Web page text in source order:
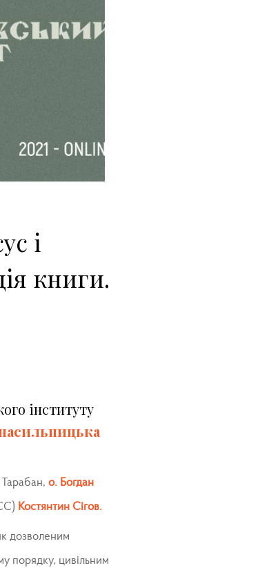
і
книги.
інституту
Тарабан, о. Богдан
Костянтин Сігов.
дозволеним
порядку, цивільним